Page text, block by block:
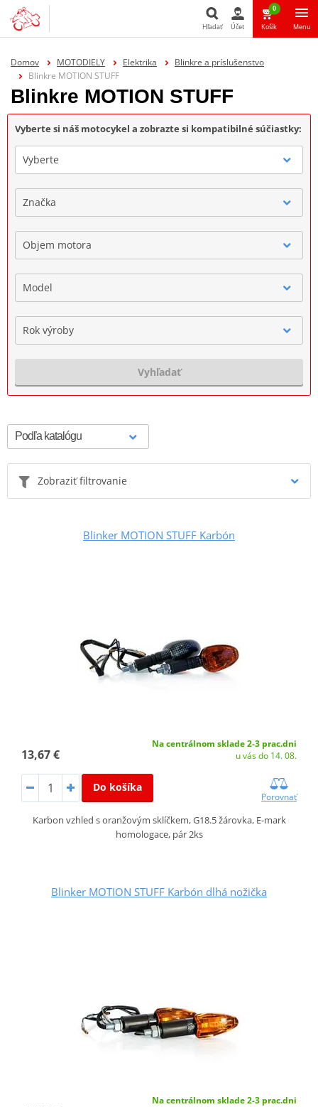
Hľadať
Hľadať Účet
0
Košík Menu
Domov MOTODIELY Elektrika
Blinkre a príslušenstvo
Blinkre MOTION STUFF
Blinkre MOTION STUFF
Vyberte si náš motocykel a zobrazte si kompatibilné súčiastky:
Vyberte
Značka
Objem motora
Model
Rok výroby
Vyhľadať
Zobraziť filtrovanie
Blinker MOTION STUFF Karbón
13,67 €
Na centrálnom sklade 2-3 prac.dni
u vás do 14. 08.
Do košíka
Porovnať
Karbon vzhled s oranžovým sklíčkem, G18.5 žárovka, E-mark
homologace, pár 2ks
Blinker MOTION STUFF Karbón dlhá nožička
Na centrálnom sklade 2-3 prac.dni